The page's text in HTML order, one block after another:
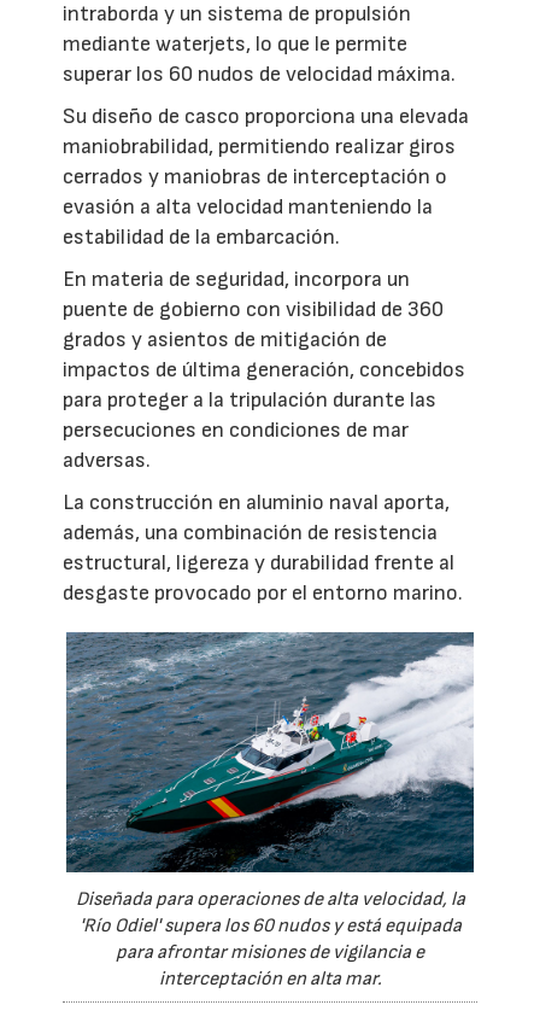
intraborda y un sistema de propulsión
mediante waterjets, lo que le permite
superar los 60 nudos de velocidad máxima.
Su diseño de casco proporciona una elevada
maniobrabilidad, permitiendo realizar giros
cerrados y maniobras de interceptación o
evasión a alta velocidad manteniendo la
estabilidad de la embarcación.
En materia de seguridad, incorpora un
puente de gobierno con visibilidad de 360
grados y asientos de mitigación de
impactos de última generación, concebidos
para proteger a la tripulación durante las
persecuciones en condiciones de mar
adversas.
La construcción en aluminio naval aporta,
además, una combinación de resistencia
estructural, ligereza y durabilidad frente al
desgaste provocado por el entorno marino.
Diseñada para operaciones de alta velocidad, la
'Río Odiel' supera los 60 nudos y está equipada
para afrontar misiones de vigilancia e
interceptación en alta mar.